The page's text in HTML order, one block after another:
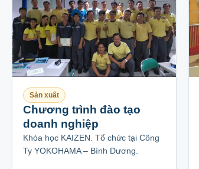
Sản xuất
Chương trình đào tạo
doanh nghiệp
Khóa học KAIZEN. Tổ chức tại Công
Ty YOKOHAMA – Bình Dương.